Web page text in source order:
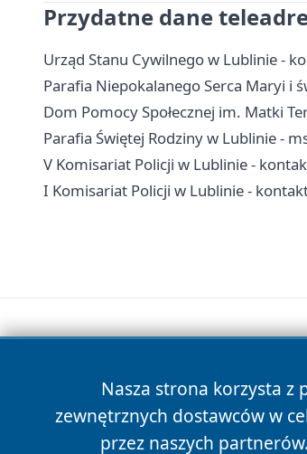
Przydatne dane
Urząd Stanu Cywilnego w Lublinie -
Parafia Niepokalanego Serca Maryi i
Dom Pomocy Społecznej im. Matki
Parafia Świętej Rodziny w Lublinie -
V Komisariat Policji w Lublinie -
I Komisariat Policji w Lublinie -
Nasza strona korzysta z
zewnętrznych dostawców w
przez naszych